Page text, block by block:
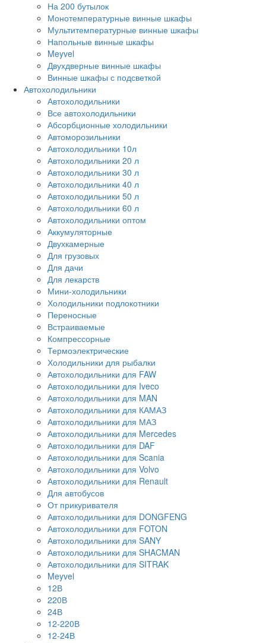
На 200 бутылок
Монотемпературные винные шкафы
Мультитемпературные винные шкафы
Напольные винные шкафы
Meyvel
Двухдверные винные шкафы
Винные шкафы с подсветкой
Автохолодильники
Автохолодильники
Все автохолодильники
Абсорбционные холодильники
Автоморозильники
Автохолодильники 10л
Автохолодильники 20 л
Автохолодильники 30 л
Автохолодильники 40 л
Автохолодильники 50 л
Автохолодильники 60 л
Автохолодильники оптом
Аккумуляторные
Двухкамерные
Для грузовых
Для дачи
Для лекарств
Мини-холодильники
Холодильники подлокотники
Переносные
Встраиваемые
Компрессорные
Термоэлектрические
Холодильники для рыбалки
Автохолодильники для FAW
Автохолодильники для Iveco
Автохолодильники для MAN
Автохолодильники для КАМАЗ
Автохолодильники для МАЗ
Автохолодильники для Mercedes
Автохолодильники для DAF
Автохолодильники для Scania
Автохолодильники для Volvo
Автохолодильники для Renault
Для автобусов
От прикуривателя
Автохолодильники для DONGFENG
Автохолодильники для FOTON
Автохолодильники для SANY
Автохолодильники для SHACMAN
Автохолодильники для SITRAK
Meyvel
12В
220В
24В
12-220В
12-24В